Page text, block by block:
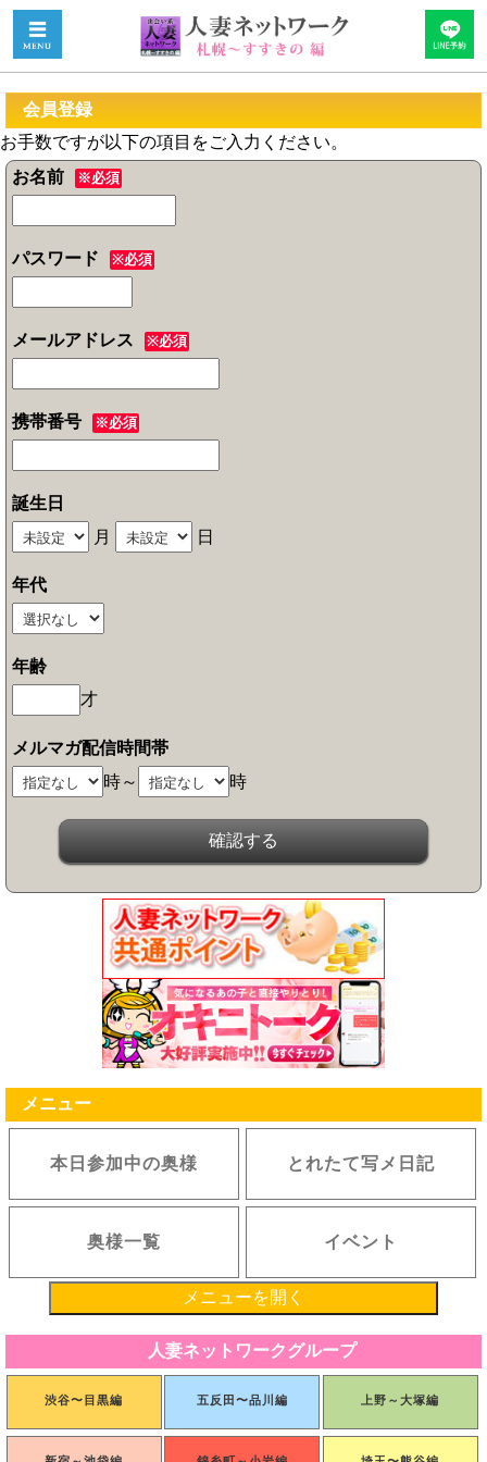
会員登録
お手数ですが以下の項目をご入力ください。
お名前
※必須
パスワード ※必須
メールアドレス ※必須
携帯番号 ※必須
誕生日
月
日
年代
年齢
才
メルマガ配信時間帯
時～
時
メニュー
本日参加中の奥様 とれたて写メ日記
奥様一覧 イベント
メニューを開く
人妻ネットワークグループ
渋谷〜目黒編 五反田〜品川編 上野～大塚編